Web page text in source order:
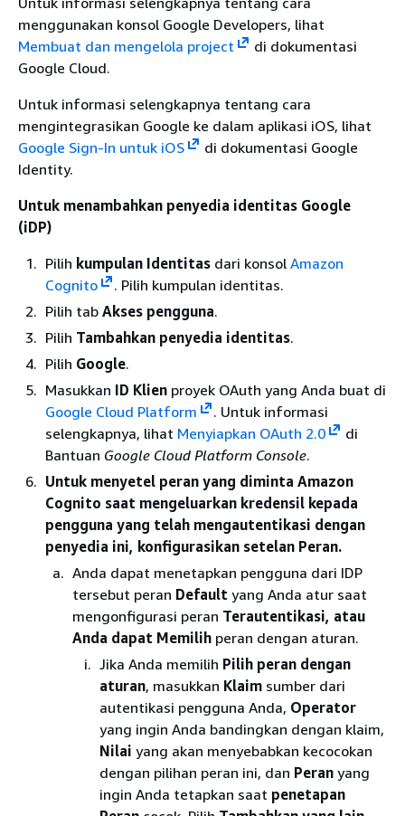
menggunakan konsol Google Developers, lihat
Membuat dan mengelola project
di dokumentasi
Google Cloud.
Untuk informasi selengkapnya tentang cara
mengintegrasikan Google ke dalam aplikasi iOS, lihat
Google Sign-In untuk iOS
di dokumentasi Google
Identity.
Untuk menambahkan penyedia identitas Google
(iDP)
Pilih kumpulan Identitas dari konsol Amazon
Cognito
. Pilih kumpulan identitas.
Pilih tab Akses pengguna.
Pilih Tambahkan penyedia identitas.
Pilih Google.
Masukkan ID Klien proyek OAuth yang Anda buat di
Google Cloud Platform
. Untuk informasi
selengkapnya, lihat Menyiapkan OAuth 2.0
di
Bantuan Google Cloud Platform Console.
Untuk menyetel peran yang diminta Amazon
Cognito saat mengeluarkan kredensil kepada
pengguna yang telah mengautentikasi dengan
penyedia ini, konfigurasikan setelan Peran.
Anda dapat menetapkan pengguna dari IDP
tersebut peran Default yang Anda atur saat
mengonfigurasi peran Terautentikasi, atau
Anda dapat Memilih peran dengan aturan.
Jika Anda memilih Pilih peran dengan
aturan, masukkan Klaim sumber dari
autentikasi pengguna Anda, Operator
yang ingin Anda bandingkan dengan klaim,
Nilai yang akan menyebabkan kecocokan
dengan pilihan peran ini, dan Peran yang
ingin Anda tetapkan saat penetapan